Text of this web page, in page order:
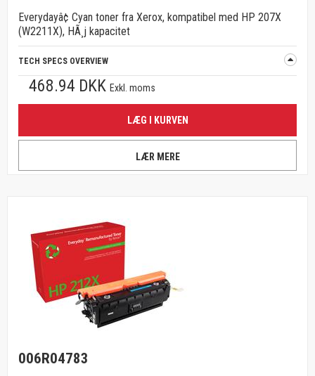
Everydayâ¢ Cyan toner fra Xerox, kompatibel med HP 207X
(W2211X), HÃ¸j kapacitet
TECH SPECS OVERVIEW
468.94 DKK Exkl. moms
LÆG I KURVEN
LÆR MERE
006R04783